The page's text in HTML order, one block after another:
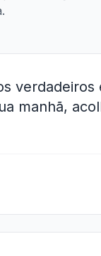
verdadeiros
manhã,